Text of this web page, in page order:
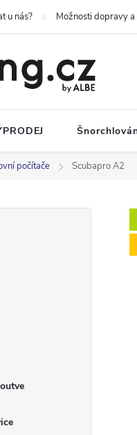
u nás? Možnosti dopravy
počítače Scubapro A2